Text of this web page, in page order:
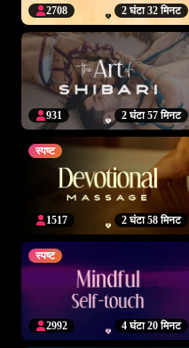
2 घंटा 32 मिनट
2708
2 घंटा 57 मिनट
931
स्पष्ट
2 घंटा 58 मिनट
1517
स्पष्ट
4 घंटा 20 मिनट
2992